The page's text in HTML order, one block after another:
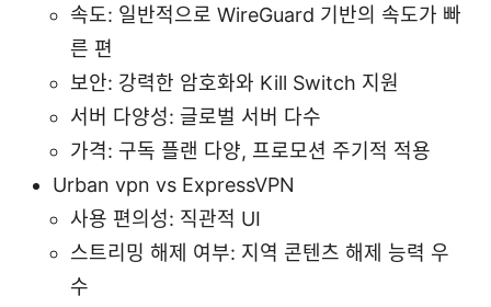
속도: 일반적으로 WireGuard 기반의 속도가 빠
른 편
보안: 강력한 암호화와 Kill Switch 지원
서버 다양성: 글로벌 서버 다수
가격: 구독 플랜 다양, 프로모션 주기적 적용
Urban vpn vs ExpressVPN
사용 편의성: 직관적 UI
스트리밍 해제 여부: 지역 콘텐츠 해제 능력 우
수